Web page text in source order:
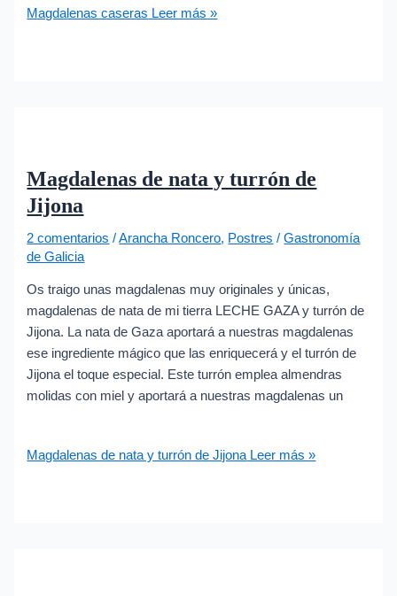
Magdalenas caseras Leer más »
Magdalenas de nata y turrón de
Jijona
2 comentarios /Arancha Roncero, Postres /Gastronomía
de Galicia
Os traigo unas magdalenas muy originales y únicas,
magdalenas de nata de mi tierra LECHE GAZA y turrón de
Jijona. La nata de Gaza aportará a nuestras magdalenas
ese ingrediente mágico que las enriquecerá y el turrón de
Jijona el toque especial. Este turrón emplea almendras
molidas con miel y aportará a nuestras magdalenas un
Magdalenas de nata y turrón de JijonaLeer más »